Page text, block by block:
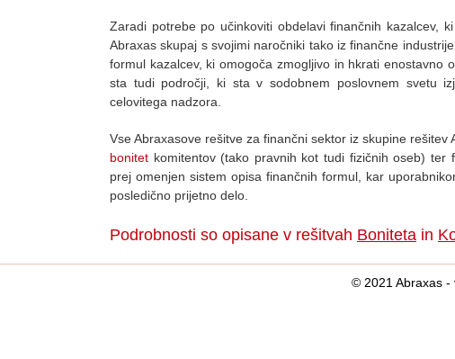
Zaradi potrebe po učinkoviti obdelavi finančnih kazalcev,
Abraxas skupaj s svojimi naročniki tako iz finančne
formul kazalcev, ki omogoča zmogljivo in hkrati enostavno
sta tudi področji, ki sta v sodobnem poslovnem svetu
celovitega nadzora.
Vse Abraxasove rešitve za finančni sektor iz skupine
bonitet komitentov (tako pravnih kot tudi fizičnih oseb) ter
prej omenjen sistem opisa finančnih formul, kar
posledično prijetno delo.
Podrobnosti so opisane v rešitvah Boniteta in
© 2021 Abraxas -